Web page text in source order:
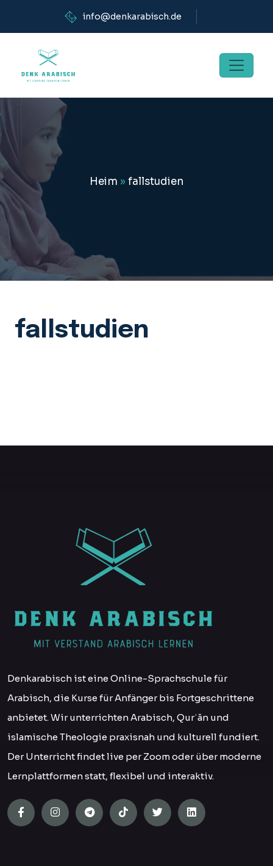
info@denkarabisch.de
Heim » fallstudien
fallstudien
Denkarabisch ist eine Online-Sprachschule für
Arabisch, die Kurse für Anfänger bis Fortgeschrittene
anbietet. Wir unterrichten Arabisch, Qurʾān und
islamische Theologie praxisnah und kulturell fundiert.
Der Unterricht findet live per Zoom oder über moderne
Lernplattformen statt, flexibel und interaktiv.